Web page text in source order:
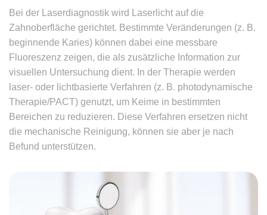
Bei der Laserdiagnostik wird Laserlicht auf die
Zahnoberfläche gerichtet. Bestimmte Veränderungen (z. B.
beginnende Karies) können dabei eine messbare
Fluoreszenz zeigen, die als zusätzliche Information zur
visuellen Untersuchung dient. In der Therapie werden
laser- oder lichtbasierte Verfahren (z. B. photodynamische
Therapie/PACT) genutzt, um Keime in bestimmten
Bereichen zu reduzieren. Diese Verfahren ersetzen nicht
die mechanische Reinigung, können sie aber je nach
Befund unterstützen.